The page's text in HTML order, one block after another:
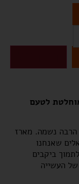
לטעם
הרבה נשמה. מארז
שאנחנו
ביקבים
של העשייה